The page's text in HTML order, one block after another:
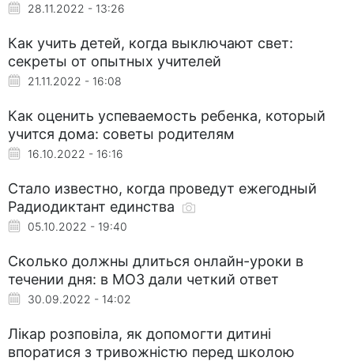
28.11.2022 - 13:26
Как учить детей, когда выключают свет:
секреты от опытных учителей
21.11.2022 - 16:08
Как оценить успеваемость ребенка, который
учится дома: советы родителям
16.10.2022 - 16:16
Стало известно, когда проведут ежегодный
Радиодиктант единства
05.10.2022 - 19:40
Сколько должны длиться онлайн-уроки в
течении дня: в МОЗ дали четкий ответ
30.09.2022 - 14:02
Лікар розповіла, як допомогти дитині
впоратися з тривожністю перед школою